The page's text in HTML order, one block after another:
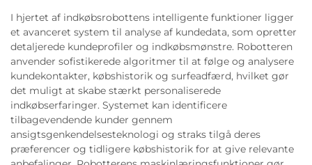
I hjertet af indkøbsrobottens intelligente funktioner ligger
et avanceret system til analyse af kundedata, som opretter
detaljerede kundeprofiler og indkøbsmønstre. Robotteren
anvender sofistikerede algoritmer til at følge og analysere
kundekontakter, købshistorik og surfeadfærd, hvilket gør
det muligt at skabe stærkt personaliserede
indkøbserfaringer. Systemet kan identificere
tilbagevendende kunder gennem
ansigtsgenkendelsesteknologi og straks tilgå deres
præferencer og tidligere købshistorik for at give relevante